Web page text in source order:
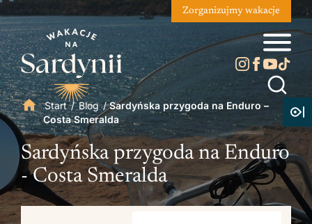
Zorganizujmy wakacje
Start/Blog/Sardyńska przygoda na Enduro –
Costa Smeralda
Sardyńska przygoda na Enduro
- Costa Smeralda